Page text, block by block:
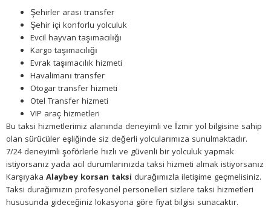
Şehirler arası transfer
Şehir içi konforlu yolculuk
Evcil hayvan taşımacılığı
Kargo taşımacılığı
Evrak taşımacılık hizmeti
Havalimanı transfer
Otogar transfer hizmeti
Otel Transfer hizmeti
VIP araç hizmetleri
Bu taksi hizmetlerimiz alanında deneyimli ve İzmir yol bilgisine sahip
olan sürücüler eşliğinde siz değerli yolcularımıza sunulmaktadır.
7/24 deneyimli şoförlerle hızlı ve güvenli bir yolculuk yapmak
istiyorsanız yada acil durumlarınızda taksi hizmeti almak istiyorsanız
Karşıyaka Alaybey korsan taksi durağımızla iletişime geçmelisiniz.
Taksi durağımızın profesyonel personelleri sizlere taksi hizmetleri
hususunda gideceğiniz lokasyona göre fiyat bilgisi sunacaktır.